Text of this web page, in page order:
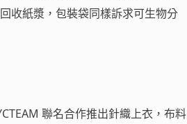
收紙漿，包裝袋同樣訴求可生物分
聯名合作推出針織上衣，布料